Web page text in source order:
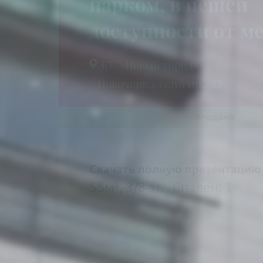
доступности от
ЖК «Новый город»
Новочеркасский пр., 33
Скачать полную презентацию